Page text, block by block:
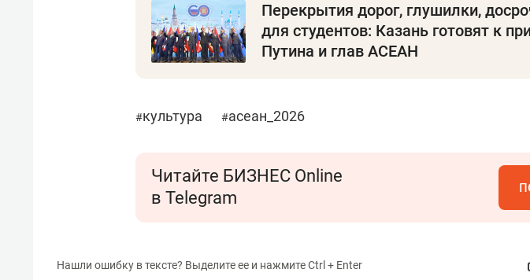
Перекрытия дорог, глушилки,
для студентов: Казань готовят к
Путина и глав АСЕАН
#культура #асеан_2026
Читайте БИЗНЕС Online
в Telegram
Нашли ошибку в тексте? Выделите ее и нажмите Ctrl + Enter